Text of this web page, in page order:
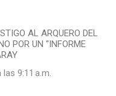
AL ARQUERO DEL
POR UN "INFORME
9:11 a.m.